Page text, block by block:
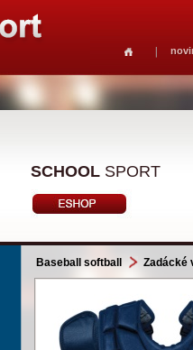
SCHOOL SPORT
Baseball softball Zadácké